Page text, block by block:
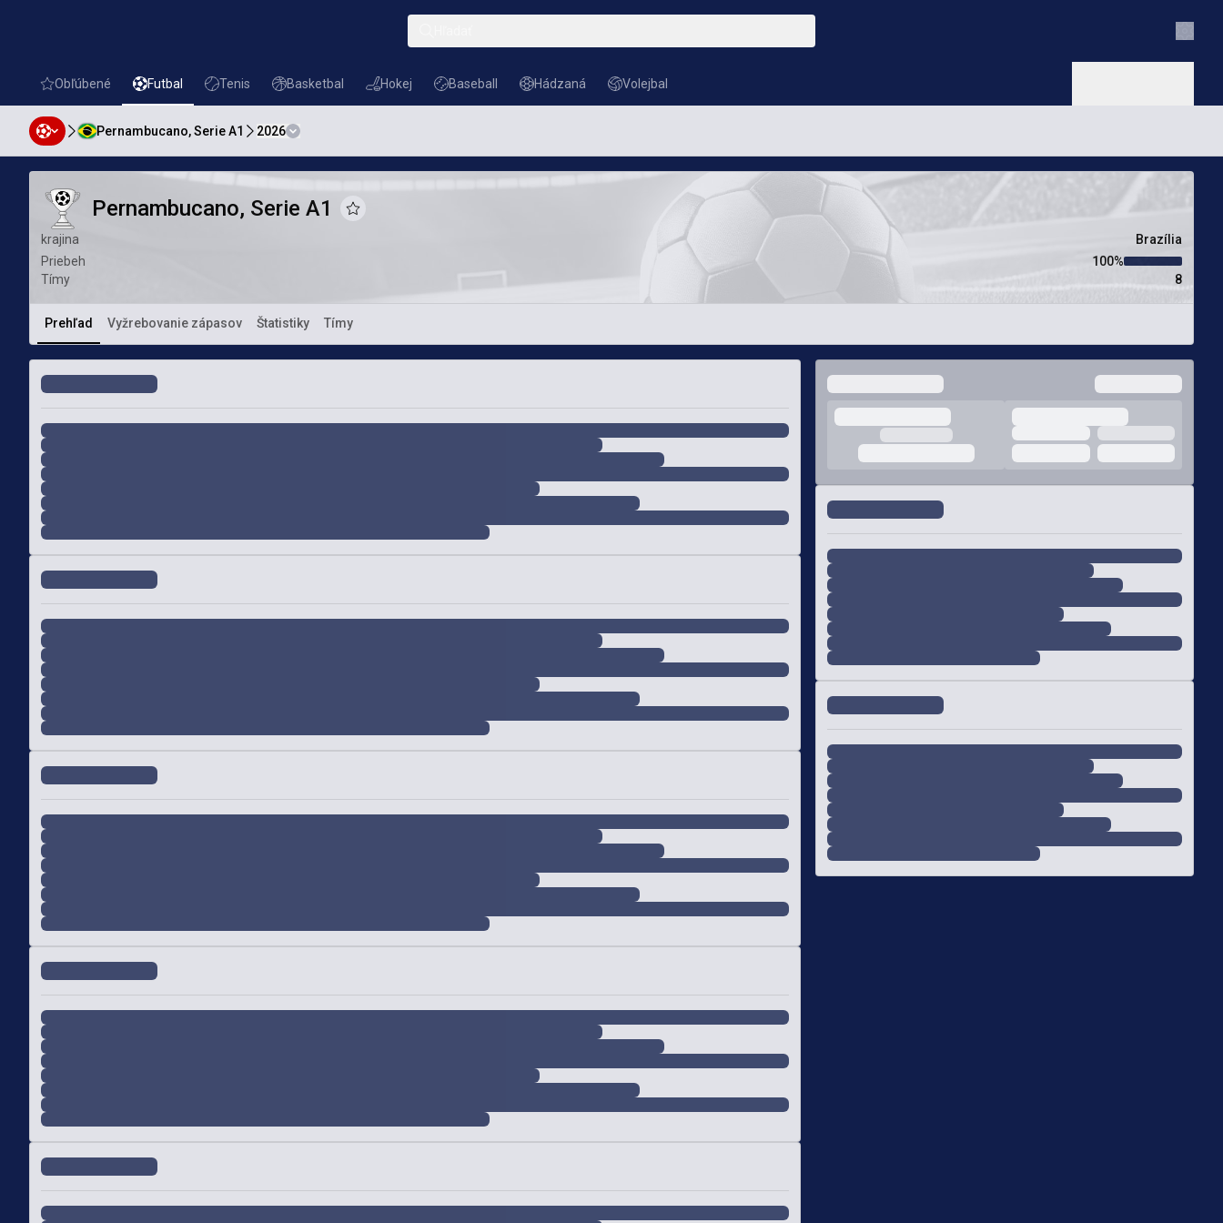
favorites
Obľúbené
Futbal
Futbal
Tenis
Tenis
Basketbal
Basketbal
Hokej
Hokej
Baseball
Baseball
Hádzaná
Hádzaná
Volejbal
Volejbal
Pernambucano, Serie A1 2026
Pernambucano, Serie A1
Pernambucano, Serie A1
Pernambucano, Serie A1
Pridať k obľúbeným
krajina
Brazília
Priebeh
100‏%
Tímy
8
Prehľad Vyžrebovanie zápasov Štatistiky Tímy